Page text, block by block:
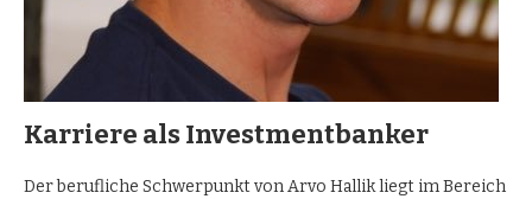
Karriere als Investmentbanker
Der berufliche Schwerpunkt von Arvo Hallik liegt im Bereich